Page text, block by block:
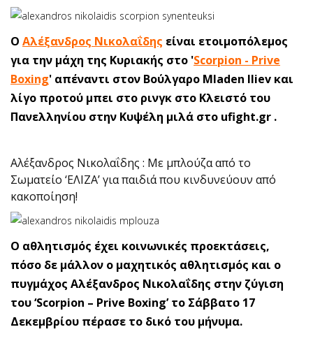
Ο Αλέξανδρος Νικολαΐδης είναι ετοιμοπόλεμος
για την μάχη της Κυριακής στο 'Scorpion - Prive
Boxing' απέναντι στον Βούλγαρο Mladen Iliev και
λίγο προτού μπει στο ρινγκ στο Κλειστό του
Πανελληνίου στην Κυψέλη μιλά στο ufight.gr .
Αλέξανδρος Νικολαΐδης : Με μπλούζα από το
Σωματείο ‘ΕΛΙΖΑ’ για παιδιά που κινδυνεύουν από
κακοποίηση!
Ο αθλητισμός έχει κοινωνικές προεκτάσεις,
πόσο δε μάλλον ο μαχητικός αθλητισμός και ο
πυγμάχος Αλέξανδρος Νικολαΐδης στην ζύγιση
του ‘Scorpion – Prive Boxing’ το Σάββατο 17
Δεκεμβρίου πέρασε το δικό του μήνυμα.